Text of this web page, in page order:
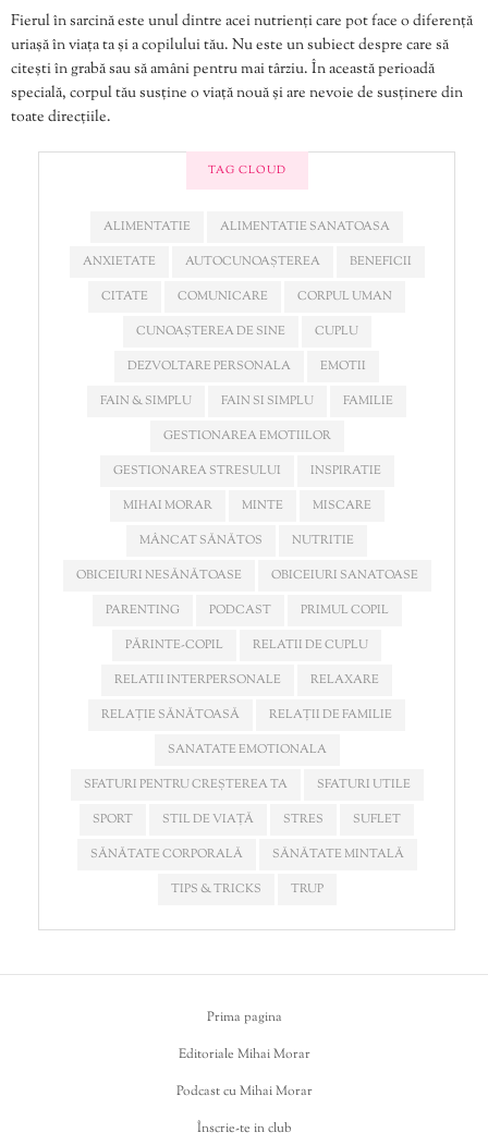
Fierul în sarcină este unul dintre acei nutrienți care pot face o diferență
uriașă în viața ta și a copilului tău. Nu este un subiect despre care să
citești în grabă sau să amâni pentru mai târziu. În această perioadă
specială, corpul tău susține o viață nouă și are nevoie de susținere din
toate direcțiile.
TAG CLOUD
ALIMENTATIE
ALIMENTATIE SANATOASA
ANXIETATE
AUTOCUNOAȘTEREA
BENEFICII
CITATE
COMUNICARE
CORPUL UMAN
CUNOAȘTEREA DE SINE
CUPLU
DEZVOLTARE PERSONALA
EMOTII
FAIN & SIMPLU
FAIN SI SIMPLU
FAMILIE
GESTIONAREA EMOTIILOR
GESTIONAREA STRESULUI
INSPIRATIE
MIHAI MORAR
MINTE
MISCARE
MÂNCAT SĂNĂTOS
NUTRITIE
OBICEIURI NESĂNĂTOASE
OBICEIURI SANATOASE
PARENTING
PODCAST
PRIMUL COPIL
PĂRINTE-COPIL
RELATII DE CUPLU
RELATII INTERPERSONALE
RELAXARE
RELAȚIE SĂNĂTOASĂ
RELAȚII DE FAMILIE
SANATATE EMOTIONALA
SFATURI PENTRU CREȘTEREA TA
SFATURI UTILE
SPORT
STIL DE VIAȚĂ STRES
SUFLET
SĂNĂTATE CORPORALĂ
SĂNĂTATE MINTALĂ
TIPS & TRICKS
TRUP
Prima pagina
Editoriale Mihai Morar
Podcast cu Mihai Morar
Înscrie-te in club